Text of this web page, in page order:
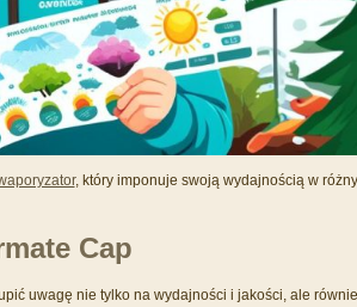
, który imponuje swoją wydajnością w
Cap
uwagę nie tylko na wydajności i jakości, ale